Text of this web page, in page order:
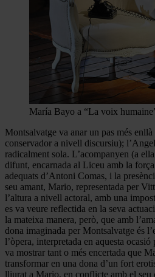
María Bayo a “La voix
Montsalvatge va anar un pas més
conservador a nivell discursiu);
radicalment sola. L’acompanyen (a
difunt, encarnada al Liceu amb la
adequats d’Antoni Comas, i la
seu amant, Mario, representada per
l’altura a nivell actoral, amb una
es va veure reflectida en la seva
la mateixa manera, però, que amb
dona imaginada per Montsalvatge és
l’òpera, interpretada en aquesta
va mostrar tant o més encertada que
transformar en una dona d’un fort
lliurat a Mario, en conflicte amb el seu